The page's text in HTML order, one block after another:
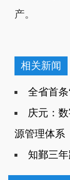
产。
相关新闻
全省首
庆元：
源管理体系
知鄞三